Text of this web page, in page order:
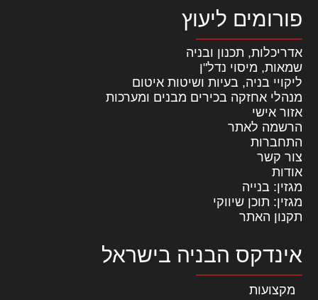
פורומים ליעוץ
אדריכלות, תכנון ובניה
שמאות, מיסוי נדל"ן
ליקויי בניה, בעיות ושיטות איטום
מנהלי אחזקה בכירים מבנים ומערכות
אזור אישי
הרשמה לאתר
התחברות
צור קשר
אודות
מגזין: בנייה
מגזין: תוכן שיווקי
תקנון האתר
אינדקס הבניה בישראל
מקצועות